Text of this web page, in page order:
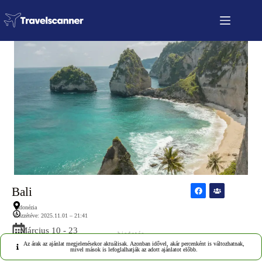
Bali
Indonézia
Közzétéve: 2025.11.01 – 21:41
Március 10 - 23
hirdetés
Az árak az ajánlat megjelenésekor aktuálisak. Azonban idővel, akár percenként is változhatnak,
mivel mások is lefoglalhatják az adott ajánlatot előbb.